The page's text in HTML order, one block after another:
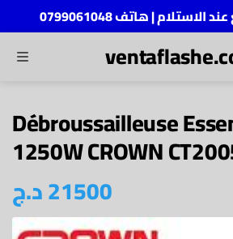
| هاتف 0799061048
MENU
Débroussailleuse
1250W CROWN
21500د.ج